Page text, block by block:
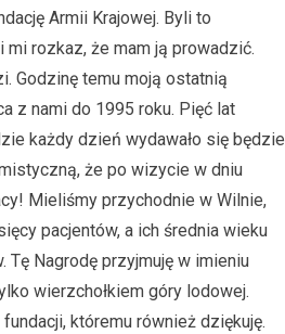
Armii Krajowej. Byli to
mi rozkaz, że mam ją prowadzić.
Godzinę temu moją ostatnią
z nami do 1995 roku. Pięć lat
każdy dzień wydawało się będzie
że po wizycie w dniu
Mieliśmy przychodnie w Wilnie,
pacjentów, a ich średnia wieku
Nagrodę przyjmuję w imieniu
wierzchołkiem góry lodowej.
któremu również dziękuję.